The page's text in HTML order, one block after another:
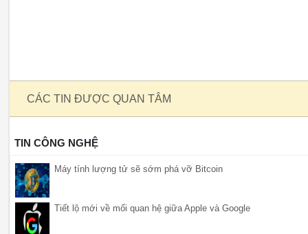
CÁC TIN ĐƯỢC QUAN TÂM
TIN CÔNG NGHỆ
Máy tính lượng tử sẽ sớm phá vỡ Bitcoin
Tiết lộ mới về mối quan hệ giữa Apple và Google